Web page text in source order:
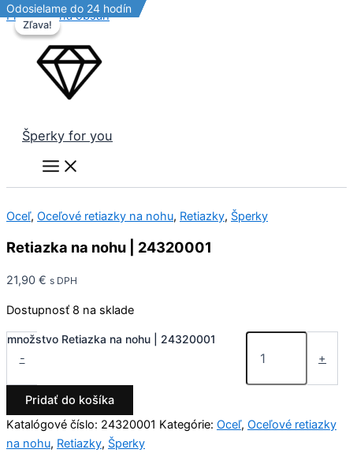
Preskočiť na obsah
Šperky for you
Oceľ, Oceľové retiazky na nohu, Retiazky, Šperky
Retiazka na nohu | 24320001
21,90 € s DPH
Dostupnosť 8 na sklade
-
množstvo Retiazka na nohu | 24320001
+
Pridať do košíka
Katalógové číslo: 24320001 Kategórie: Oceľ, Oceľové retiazky
na nohu, Retiazky, Šperky
Odosielame do 24 hodín
Zľava!
Odosielame do 24 hodín
Zľava!
Odosielame do 24 hodín